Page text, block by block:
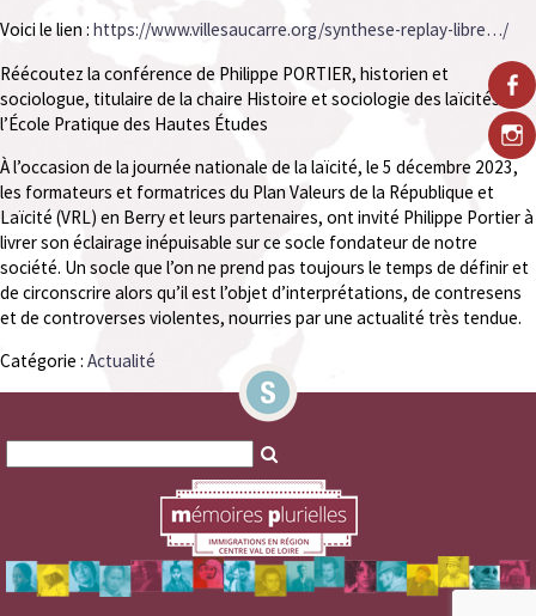
Voici le lien : https://www.villesaucarre.org/synthese-replay-libre…/
Réécoutez la conférence de Philippe PORTIER, historien et
sociologue, titulaire de la chaire Histoire et sociologie des laïcités à
l’École Pratique des Hautes Études
Àl’occasion de la journée nationale de la laïcité, le 5 décembre 2023,
les formateurs et formatrices du Plan Valeurs de la République et
Laïcité (VRL) en Berry et leurs partenaires, ont invité Philippe Portier à
livrer son éclairage inépuisable sur ce socle fondateur de notre
société. Un socle que l’on ne prend pas toujours le temps de définir et
de circonscrire alors qu’il est l’objet d’interprétations, de contresens
et de controverses violentes, nourries par une actualité très tendue.
Catégorie : Actualité
Search
for:
Search